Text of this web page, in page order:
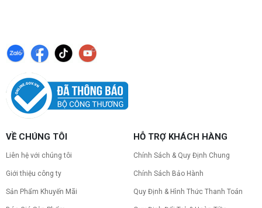
VỀ CHÚNG TÔI
Liên hệ với chúng tôi
Giới thiệu công ty
Sản Phẩm Khuyến Mãi
HỖ TRỢ KHÁCH HÀNG
Chính Sách & Quy Định Chung
Chính Sách Bảo Hành
Quy Định & Hình Thức Thanh Toán